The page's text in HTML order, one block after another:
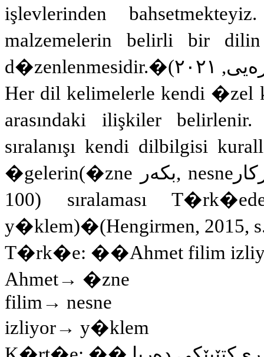
işlevlerinden
malzemelerin belirli bir
d�zenlenmesidir.�(
٢٠٢١
Her dil kelimelerle kendi �zel
arasındaki ilişkiler
sıralanışı kendi dilbilgisi
�gelerin(�zne
بکەر, nesne
100) sıralaması
y�klem)�(Hengirmen, 2015,
T�rk�e: ��Ahmet filim
Ahmet→ �zne
filim→ nesne
izliyor→ y�klem